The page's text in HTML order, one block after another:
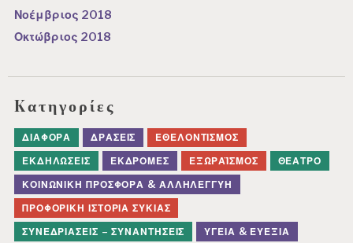
Νοέμβριος 2018
Οκτώβριος 2018
Kατηγορίες
ΔΙΆΦΟΡΑ ΔΡΆΣΕΙΣ
ΕΘΕΛΟΝΤΙΣΜΌΣ
ΕΚΔΗΛΏΣΕΙΣ
ΕΚΔΡΟΜΈΣ ΕΞΩΡΑΪΣΜΌΣ
ΘΈΑΤΡΟ
ΚΟΙΝΩΝΙΚΉ ΠΡΟΣΦΟΡΆ & ΑΛΛΗΛΕΓΓΎΗ
ΠΡΟΦΟΡΙΚΉ ΙΣΤΟΡΊΑ ΣΥΚΙΆΣ
ΣΥΝΕΔΡΙΆΣΕΙΣ – ΣΥΝΑΝΤΉΣΕΙΣ
ΥΓΕΊΑ & ΕΥΕΞΊΑ